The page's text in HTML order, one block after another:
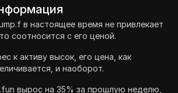
в настоящее время не привлекает
соотносится с его ценой.
к активу высок, его цена, как
и наоборот.
вырос на 35% за прошлую неделю,